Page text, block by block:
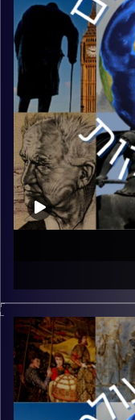
של מרטין לותר
הגזעית בארצות
הברית? ד״ר אלי
חיפה
לעשות סדר ביחסים